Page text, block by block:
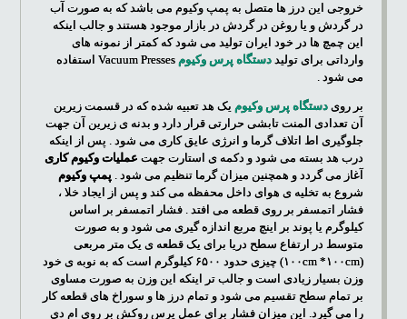
خروجی این درز ها متصل به پمپ وکیوم می باشد که به صورت آب
در گردش و یا روغن در گردش در بازار موجود هستند و جالب اینکه
این چمچ ها در خود ایران تولید می شود که کمتر از نمونه های
وارداتی برای تولیددستگاه پرس وکیوم Vacuum Presses استفاده
می شود .
بر رویدستگاه پرس وکیوم یک هد تعبیه شده که در قسمت زیرین
آن تعدادی المنت تابشی حرارتی قرار دارد و بدنه ی زیرین آن جهت
جلوگیری اط اتلاف گرما و انرژی عایق کاری می شود . پس از اینکه
درب هد بسته می شود و دکمه ی استارت جهت عملیات وکیوم کاری
آغاز می گردد و همچنین میزان گرما تنظیم می شود . پمپ وکیوم
شروع به تخلیه ی هوای داخل محفظه می کند و پس از ایجاد خلا ،
فشار اتمسفر بر روی قطعه می افتد . فشار اتمسفر بر اساس
کیلوگرم یا پوند بر اینچ مربع اندازه گیری می شود و به صورت
متوسط در ارتفاع سطح دریا برای یک قطعه ی یک متر مربعی
(۱۰۰cm *۱۰۰cm) چیزی حدود ۶۵۰۰ کیلوگرم است که به نوبه ی خود
وزن بسیار زیادی است و جالب تر اینکه این وزن به صورت مساوی
بر تمام سطح تقسیم می شود و تمام درز ها و سوراخ های قطعه کار
را می گیرد. این میزان فشار برای عمل پرس روکش بر روی ام دی